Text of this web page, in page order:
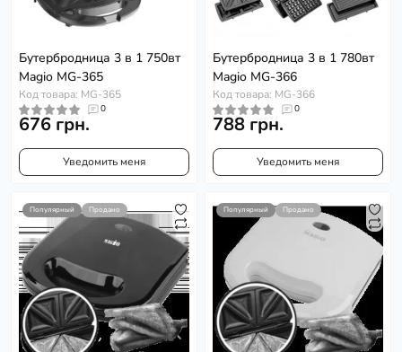
Бутербродница 3 в 1 750вт
Magio MG-365
Код товара: MG-365
0
676 грн.
Уведомить меня
Бутербродница 3 в 1 780вт
Magio MG-366
Код товара: MG-366
0
788 грн.
Уведомить меня
Популярный Продано Популярный Продано